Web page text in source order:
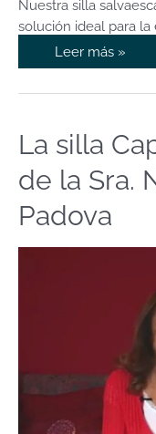
Nuestra silla
solución ideal para la
Leer más »
La silla
de la Sra.
Padova
La
silla
Capri
la